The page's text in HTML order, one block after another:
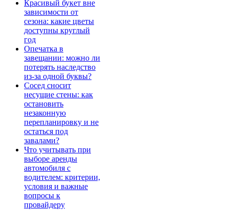
Красивый букет вне
зависимости от
сезона: какие цветы
доступны круглый
год
Опечатка в
завещании: можно ли
потерять наследство
из-за одной буквы?
Сосед сносит
несущие стены: как
остановить
незаконную
перепланировку и не
остаться под
завалами?
Что учитывать при
выборе аренды
автомобиля с
водителем: критерии,
условия и важные
вопросы к
провайдеру